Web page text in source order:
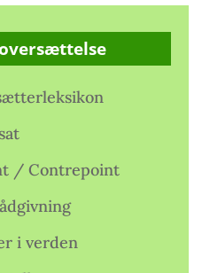
/ Contrepoint
i verden